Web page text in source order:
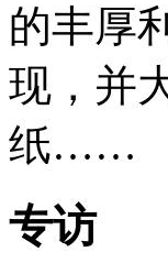
的丰厚
现，并
纸……
专访